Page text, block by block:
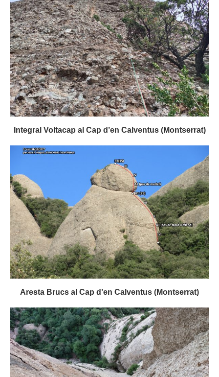
Integral Voltacap al Cap d’en Calventus (Montserrat)
Aresta Brucs al Cap d’en Calventus (Montserrat)